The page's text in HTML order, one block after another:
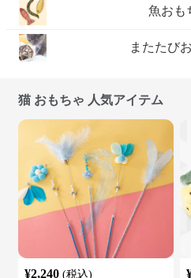
魚おも
またたび
猫 おもちゃ 人気アイテム
¥2,240 (税込)